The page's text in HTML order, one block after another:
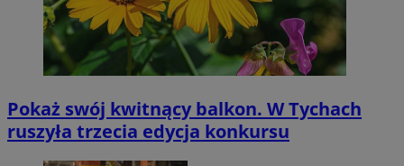
Pokaż swój kwitnący balkon. W Tychach
ruszyła trzecia edycja konkursu